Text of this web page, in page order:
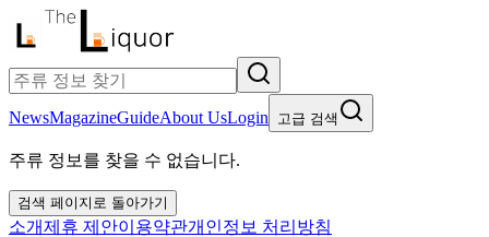
NewsMagazineGuideAbout UsLogin 고급 검색
주류 정보를 찾을 수 없습니다.
검색 페이지로 돌아가기
소개제휴 제안이용약관개인정보 처리방침